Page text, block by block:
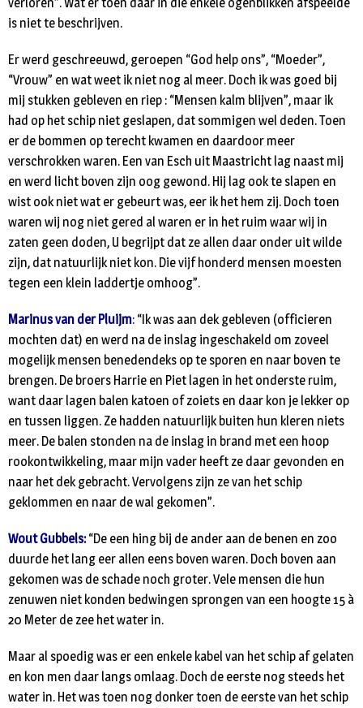
is niet te beschrijven.
Er werd geschreeuwd, geroepen “God help ons”, “Moeder”,
“Vrouw” en wat weet ik niet nog al meer. Doch ik was goed bij
mij stukken gebleven en riep : “Mensen kalm blijven”, maar ik
had op het schip niet geslapen, dat sommigen wel deden. Toen
er de bommen op terecht kwamen en daardoor meer
verschrokken waren. Een van Esch uit Maastricht lag naast mij
en werd licht boven zijn oog gewond. Hij lag ook te slapen en
wist ook niet wat er gebeurt was, eer ik het hem zij. Doch toen
waren wij nog niet gered al waren er in het ruim waar wij in
zaten geen doden, U begrijpt dat ze allen daar onder uit wilde
zijn, dat natuurlijk niet kon. Die vijf honderd mensen moesten
tegen een klein laddertje omhoog”.
Marinus van der Pluijm: “Ik was aan dek gebleven (officieren
mochten dat) en werd na de inslag ingeschakeld om zoveel
mogelijk mensen benedendeks op te sporen en naar boven te
brengen. De broers Harrie en Piet lagen in het onderste ruim,
want daar lagen balen katoen of zoiets en daar kon je lekker op
en tussen liggen. Ze hadden natuurlijk buiten hun kleren niets
meer. De balen stonden na de inslag in brand met een hoop
rookontwikkeling, maar mijn vader heeft ze daar gevonden en
naar het dek gebracht. Vervolgens zijn ze van het schip
geklommen en naar de wal gekomen”.
Wout Gubbels:“De een hing bij de ander aan de benen en zoo
duurde het lang eer allen eens boven waren. Doch boven aan
gekomen was de schade noch groter. Vele mensen die hun
zenuwen niet konden bedwingen sprongen van een hoogte 15 à
20 Meter de zee het water in.
Maar al spoedig was er een enkele kabel van het schip af gelaten
en kon men daar langs omlaag. Doch de eerste nog steeds het
water in. Het was toen nog donker toen de eerste van het schip